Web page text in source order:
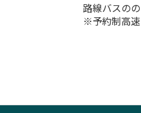
路線バスの
※予約制高速